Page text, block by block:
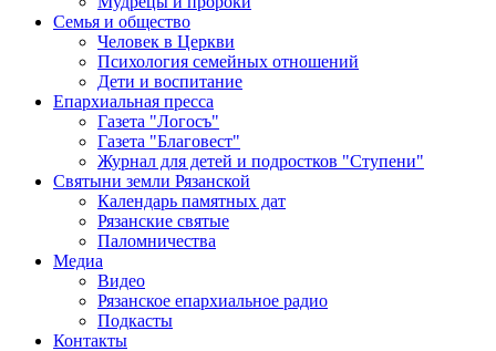
Семья и общество
Человек в Церкви
Психология семейных отношений
Дети и воспитание
Епархиальная пресса
Газета "Логосъ"
Газета "Благовест"
Журнал для детей и подростков "Ступени"
Святыни земли Рязанской
Календарь памятных дат
Рязанские святые
Паломничества
Медиа
Видео
Рязанское епархиальное радио
Подкасты
Контакты